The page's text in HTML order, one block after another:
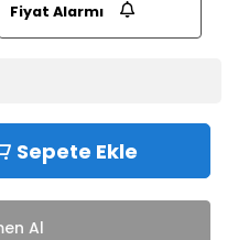
Fiyat Alarmı
Sepete Ekle
Al